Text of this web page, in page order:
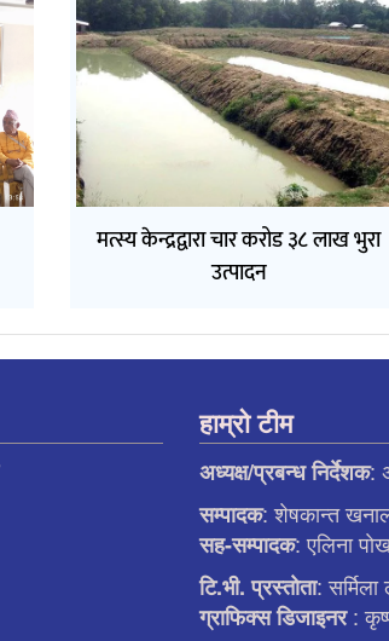
मत्स्य केन्द्रद्वारा चार करोड ३८ लाख भुरा
उत्पादन
हाम्रो टीम
अध्यक्ष/प्रबन्ध निर्देशक:
सम्पादक: शेषकान्त
सह-सम्पादक: एलिना
टि.भी. प्रस्ताेता: सर्मिला
ग्राफिक्स डिजाइनर: